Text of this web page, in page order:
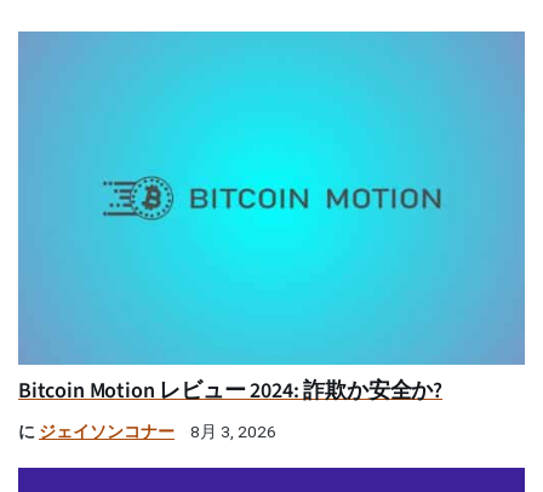
Bitcoin Motion レビュー 2024: 詐欺か安全か?
に ジェイソンコナー 8月 3, 2026